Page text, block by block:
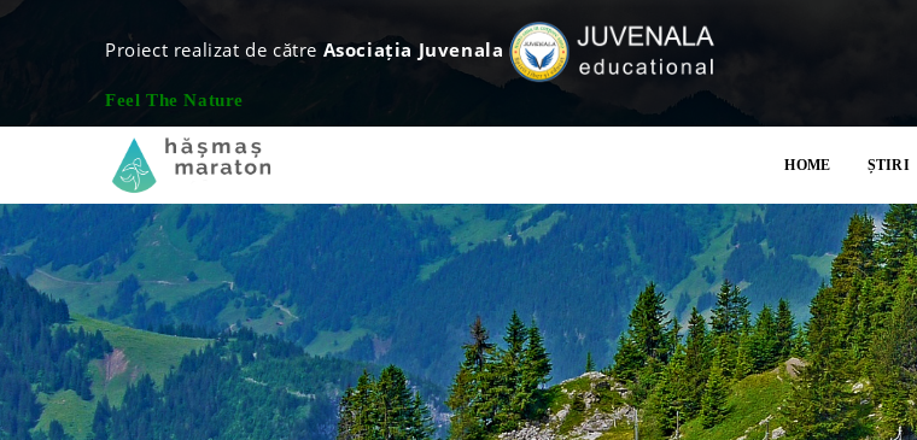
Proiect realizat de către Asociația Juvenala
Feel The Nature
HOME ȘTIRI